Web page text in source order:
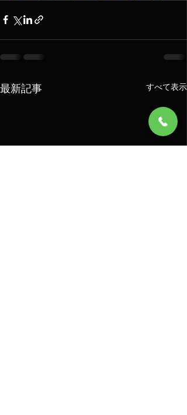
最新記事 すべて表示